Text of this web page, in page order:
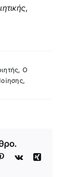
,
, Ο
,
Pinterest
Vk
Xing